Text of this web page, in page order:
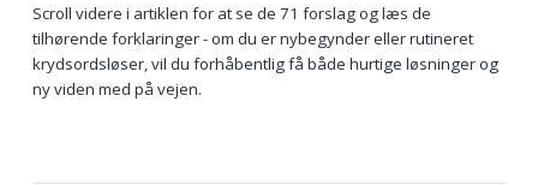
Scroll videre i artiklen for at se de 71 forslag og læs de
tilhørende forklaringer - om du er nybegynder eller rutineret
krydsordsløser, vil du forhåbentlig få både hurtige løsninger og
ny viden med på vejen.